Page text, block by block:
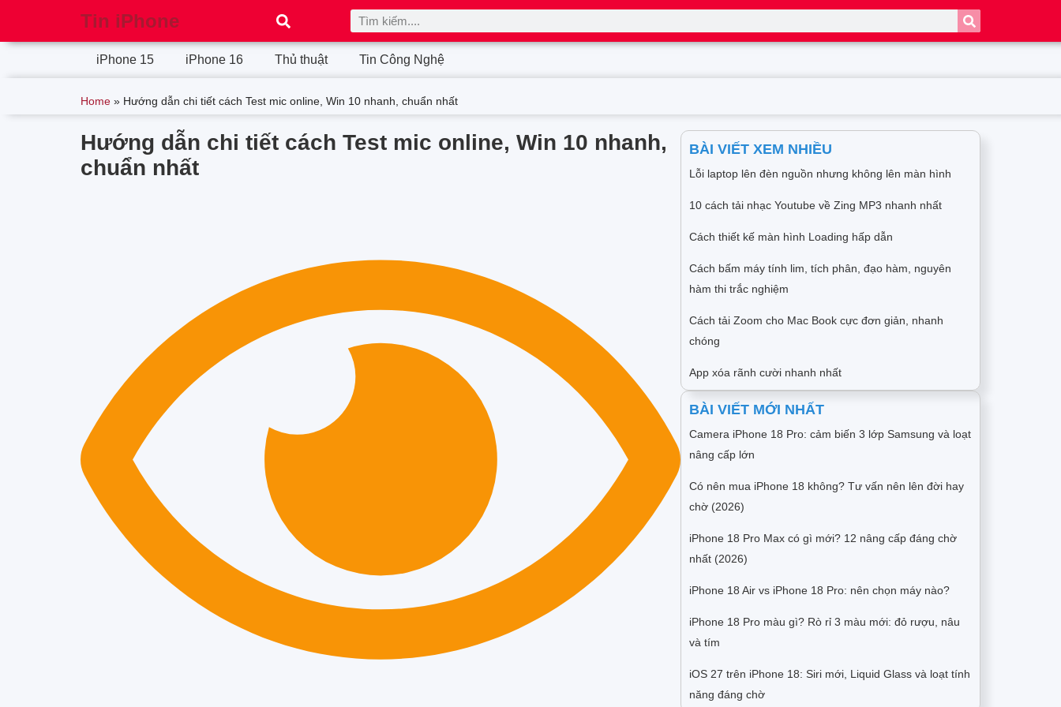
Tin iPhone
iPhone 15 iPhone 16 Thủ thuật Tin Công Nghệ
Home » Hướng dẫn chi tiết cách Test mic online, Win 10 nhanh, chuẩn nhất
Hướng dẫn chi tiết cách Test mic online, Win 10 nhanh,
chuẩn nhất
BÀI VIẾT XEM NHIỀU
Lỗi laptop lên đèn nguồn nhưng không lên màn hình
10 cách tải nhạc Youtube về Zing MP3 nhanh nhất
Cách thiết kế màn hình Loading hấp dẫn
Cách bấm máy tính lim, tích phân, đạo hàm, nguyên
hàm thi trắc nghiệm
Cách tải Zoom cho Mac Book cực đơn giản, nhanh
chóng
App xóa rãnh cười nhanh nhất
BÀI VIẾT MỚI NHẤT
Camera iPhone 18 Pro: cảm biến 3 lớp Samsung và loạt
nâng cấp lớn
Có nên mua iPhone 18 không? Tư vấn nên lên đời hay
chờ (2026)
iPhone 18 Pro Max có gì mới? 12 nâng cấp đáng chờ
nhất (2026)
iPhone 18 Air vs iPhone 18 Pro: nên chọn máy nào?
iPhone 18 Pro màu gì? Rò rỉ 3 màu mới: đỏ rượu, nâu
và tím
iOS 27 trên iPhone 18: Siri mới, Liquid Glass và loạt tính
năng đáng chờ